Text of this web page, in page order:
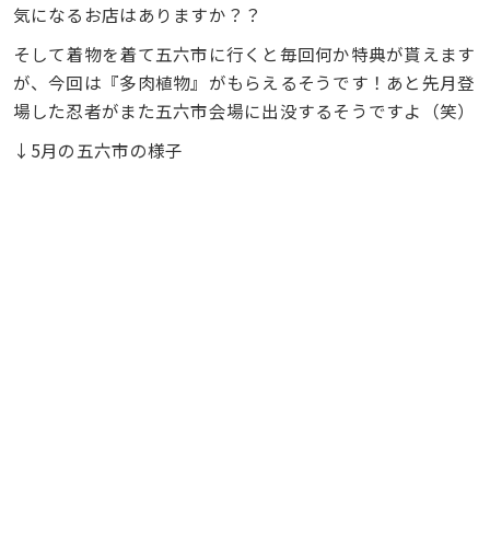
気になるお店はありますか？？
そして着物を着て五六市に行くと毎回何か特典が貰えます
が、今回は『多肉植物』がもらえるそうです！あと先月登
場した忍者がまた五六市会場に出没するそうですよ（笑）
↓5月の五六市の様子